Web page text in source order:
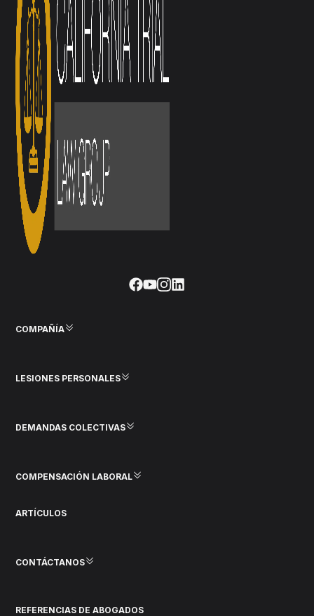
COMPAÑÍA
LESIONES PERSONALES
DEMANDAS COLECTIVAS
COMPENSACIÓN LABORAL
ARTÍCULOS
CONTÁCTANOS
REFERENCIAS DE ABOGADOS